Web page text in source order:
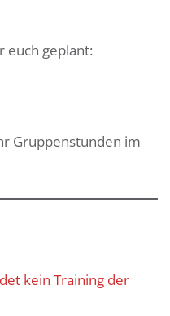
euch geplant:
Gruppenstunden im
kein Training der